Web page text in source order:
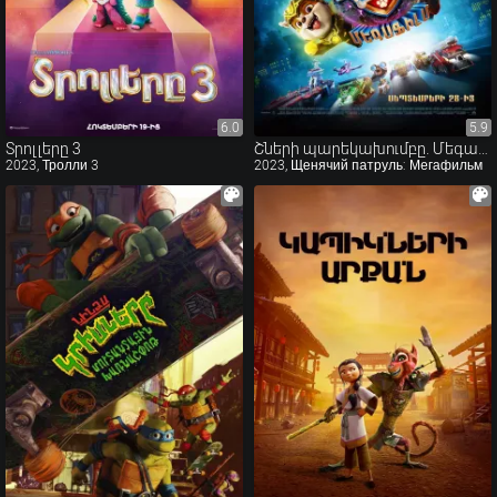
6.0
6.0
Տրոլլերը 3
2023, Тролли 3
5.9
5.9
Շների պարեկախումբը. Մեգաֆիլմ
2023, Щенячий патруль: Мегафильм